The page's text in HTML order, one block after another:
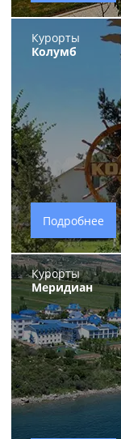
Курорты
Колумб
Подробнее
Курорты
Меридиан